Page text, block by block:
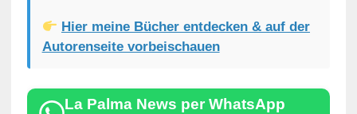
Hier meine Bücher entdecken & auf der
Autorenseite vorbeischauen
La Palma News per WhatsApp